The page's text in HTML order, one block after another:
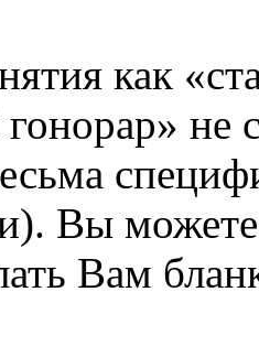
как
гонорар»
Вы
Вам